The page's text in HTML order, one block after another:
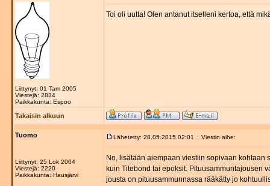
Liittynyt: 01 Tam 2005
Viestejä: 2834
Paikkakunta: Espoo
Toi oli uutta! Olen antanut itselleni kertoa, että
Takaisin alkuun
Tuomo
Liittynyt: 25 Lok 2004
Viestejä: 2220
Paikkakunta: Hausjärvi
Lähetetty: 28.05.2015 02:01 Viestin aihe:
No, lisätään aiempaan viestiin sopivaan kohtaan
kuin Titebond tai epoksit. Pituusammuntajousen
jousta on pituusammunnassa rääkätty jo